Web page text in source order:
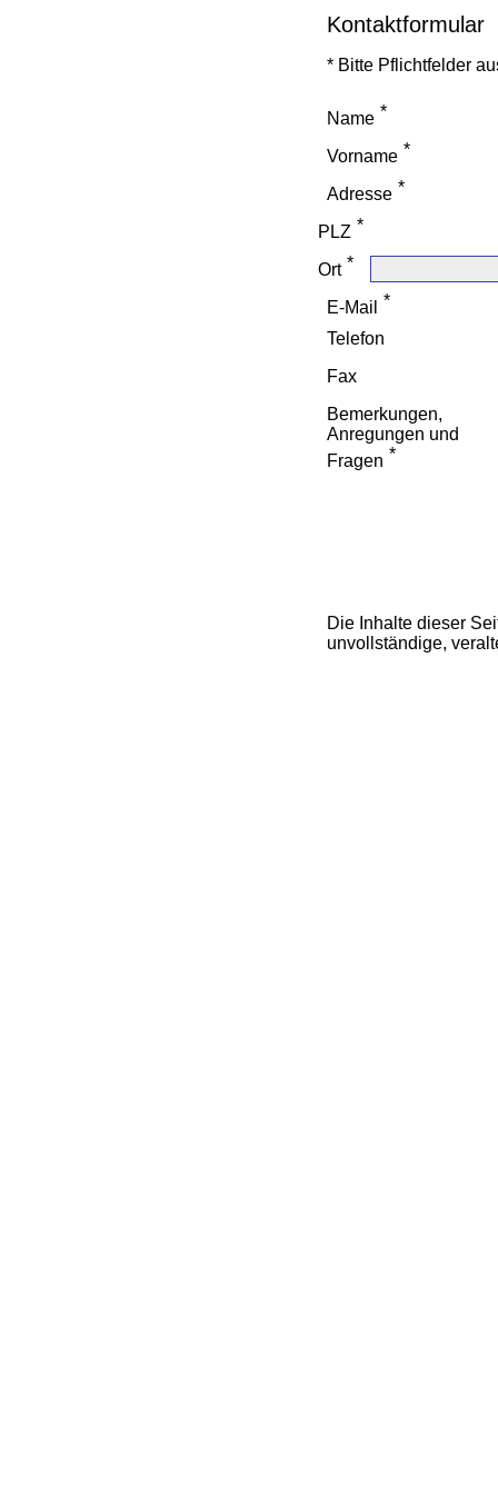
Kontaktformular
* Bitte Pflichtfelder
Name
Vorname
Adresse
PLZ
Ort
E-Mail
Telefon
Fax
Bemerkungen,
Anregungen und
Fragen
Die Inhalte dieser
unvollständige,